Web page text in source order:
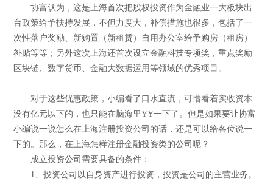
协富认为，这是上海首次把股权投资作为金融业一大板块出
台政策给予扶持发展，不但力度大，补偿措施也很多，包括了一
次性落户奖励、新购置（新租赁）自用办公室给予购房（租房）
补贴等等；另外这次上海还首次设立金融科技专项奖，重点奖励
区块链、数字货币、金融大数据运用等领域的优秀项目。
对于这些优惠政策，小编看了口水直流，可惜看着实收资本
没有亿元以下的，也只能在脑海里YY一下了。但是如果要让协富
小编说一说怎么在上海注册投资公司的话，还是可以给各位说一
下的。那么，在上海怎样注册金融投资类的公司呢？
成立投资公司需要具备的条件：
1、投资公司以自身资产进行投资，投资是公司的主营业务。